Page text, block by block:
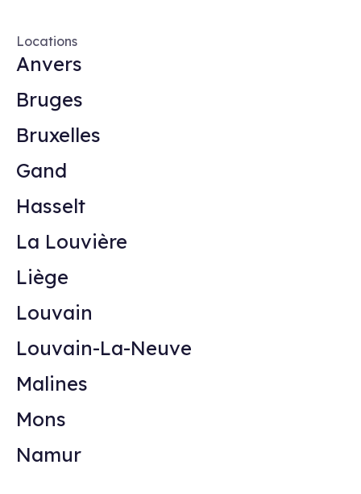
Locations
Anvers
Bruges
Bruxelles
Gand
Hasselt
La Louvière
Liège
Louvain
Louvain-La-Neuve
Malines
Mons
Namur